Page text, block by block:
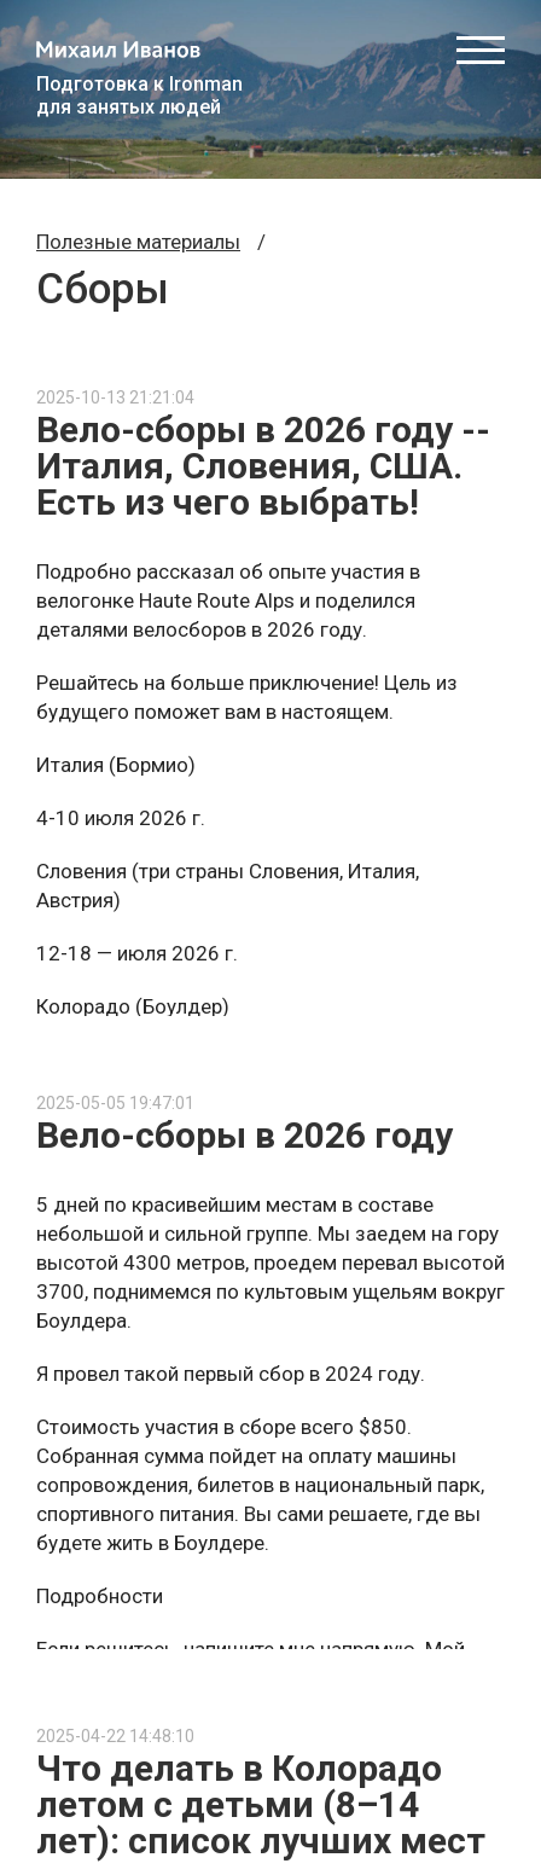
Подготовка к Ironman
для занятых людей
Полезные материалы /
Сборы
2025-10-13 21:21:04
Вело-сборы в 2026 году --
Италия, Словения, США.
Есть из чего выбрать!
Подробно рассказал об опыте участия в
велогонке Haute Route Alps и поделился
деталями велосборов в 2026 году.
Решайтесь на больше приключение! Цель из
будущего поможет вам в настоящем.
Италия (Бормио)
4-10 июля 2026 г.
Словения (три страны Словения, Италия,
Австрия)
12-18 — июля 2026 г.
Колорадо (Боулдер)
2025-05-05 19:47:01
Вело-сборы в 2026 году
5 дней по красивейшим местам в составе
небольшой и сильной группе. Мы заедем на гору
высотой 4300 метров, проедем перевал высотой
3700, поднимемся по культовым ущельям вокруг
Боулдера.
Я провел такой первый сбор в 2024 году.
Стоимость участия в сборе всего $850.
Собранная сумма пойдет на оплату машины
сопровождения, билетов в национальный парк,
спортивного питания. Вы сами решаете, где вы
будете жить в Боулдере.
Подробности
Если решитесь, напишите мне напрямую. Мой
2025-04-22 14:48:10
Что делать в Колорадо
летом с детьми (8–14
лет): список лучших мест